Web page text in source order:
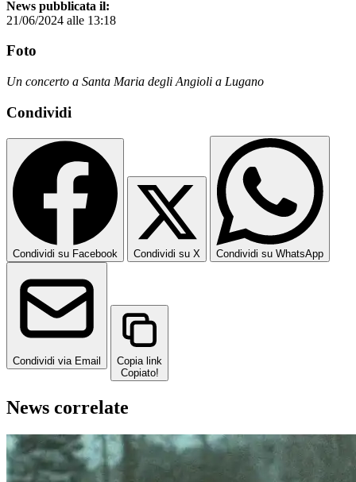
News pubblicata il:
21/06/2024 alle 13:18
Foto
Un concerto a Santa Maria degli Angioli a Lugano
Condividi
Condividi su Facebook Condividi su X Condividi su WhatsApp
Condividi via Email
Copia link
Copiato!
News correlate